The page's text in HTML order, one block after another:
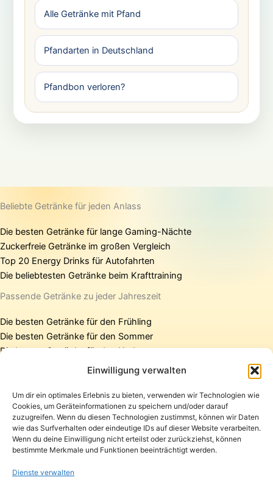
Einwilligung verwalten
Um dir ein optimales Erlebnis zu bieten, verwenden wir Technologien wie
Cookies, um Geräteinformationen zu speichern und/oder darauf
zuzugreifen. Wenn du diesen Technologien zustimmst, können wir Daten
wie das Surfverhalten oder eindeutige IDs auf dieser Website verarbeiten.
Wenn du deine Einwilligung nicht erteilst oder zurückziehst, können
bestimmte Merkmale und Funktionen beeinträchtigt werden.
Dienste verwalten
Alle Getränke mit Pfand
Pfandarten in Deutschland
Pfandbon verloren?
Beliebte Getränke für jeden Anlass
Die besten Getränke für lange Gaming-Nächte
Zuckerfreie Getränke im großen Vergleich
Top 20 Energy Drinks für Autofahrten
Die beliebtesten Getränke beim Krafttraining
Passende Getränke zu jeder Jahreszeit
Die besten Getränke für den Frühling
Die besten Getränke für den Sommer
Die besten Getränke für den Herbst
Die besten Getränke für den Winter
Startseite
Presse
Kontakt / Support
Datenschutzerklärung